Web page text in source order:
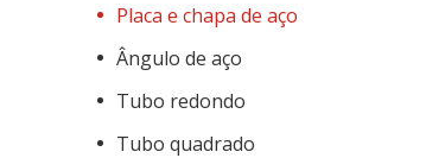
Placa e chapa de aço
Ângulo de aço
Tubo redondo
Tubo quadrado